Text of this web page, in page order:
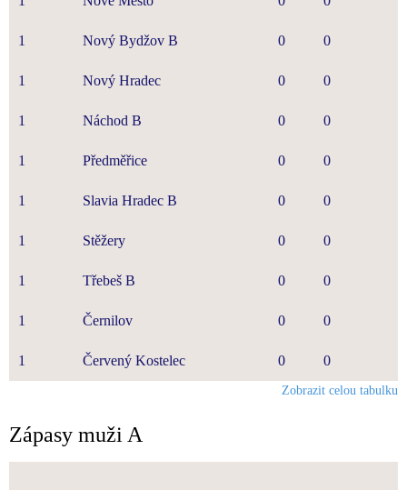
1 Nový Bydžov B 0 0
1 Nový Hradec 0 0
1 Náchod B 0 0
1 Předměřice 0 0
1 Slavia Hradec B 0 0
1 Stěžery 0 0
1 Třebeš B 0 0
1 Černilov 0 0
1 Červený Kostelec 0 0
Zobrazit celou tabulku
Zápasy muži A